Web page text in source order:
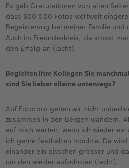
Es gab Gratulationen von allen
dass 600'000 Fotos weltweit
Begeisterung bei meiner Familie und
Auch im Freundeskreis, da stösst
den Erfolg an (lacht).
Begleiten Ihre Kollegen Sie
sind Sie lieber alleine unterwegs?
Auf Fototour gehen wir nicht
zusammen in den Bergen wandern.
auf mich warten, wenn ich wieder
ich gerne festhalten möchte. Da
einander ein bisschen grösser und
um den wieder aufzuholen (lacht).